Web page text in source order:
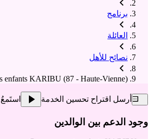
برنامج
العائلة
نصائح للأهل
enfants KARIBU (87 - Haute-Vienne)
أرسل اقتراح تحسين الخدمة استَمعُ
وجود الدعم بين الوالدين